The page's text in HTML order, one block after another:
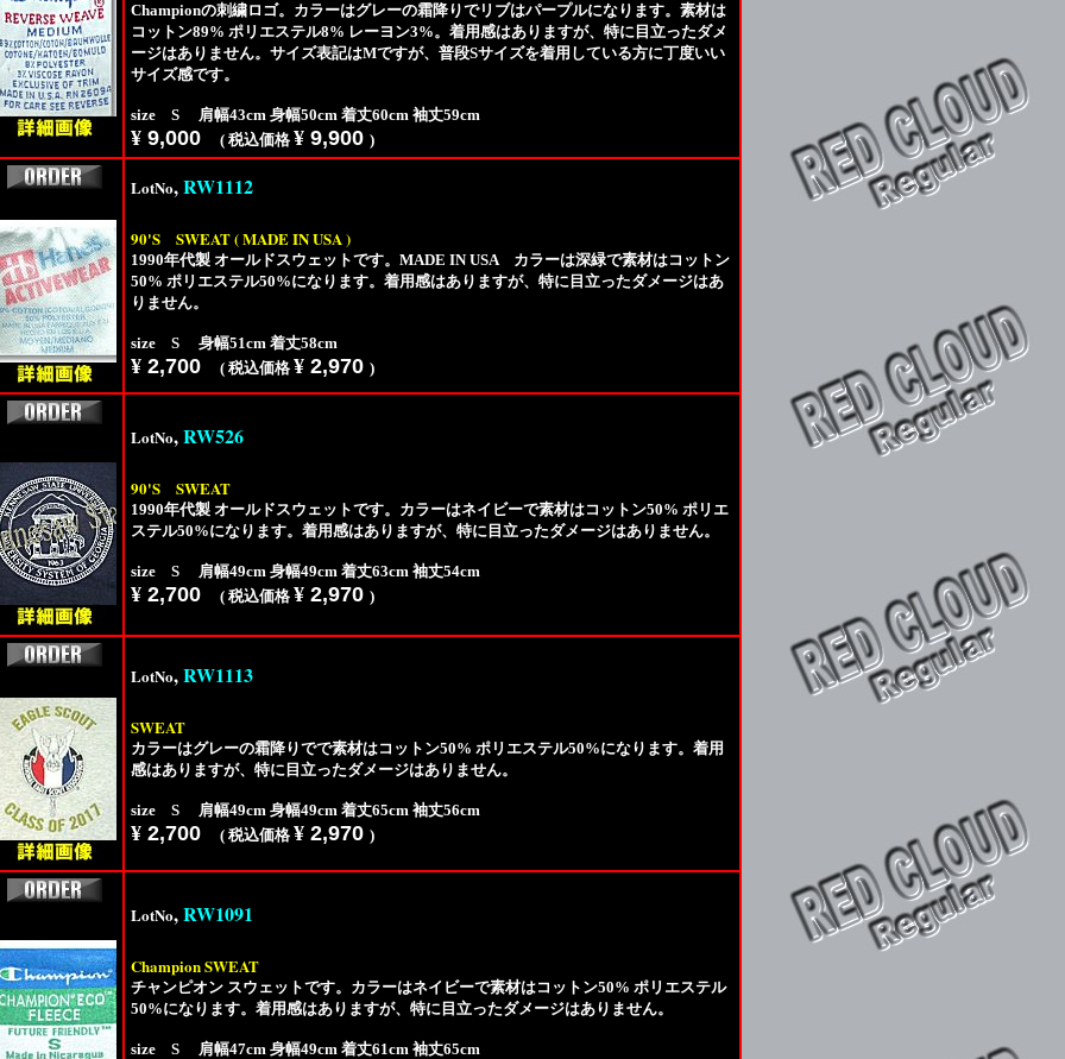
Championの刺繍ロゴ。カラーはグレーの霜降りでリブはパープルになります。素材は
コットン89% ポリエステル8% レーヨン3%。着用感はありますが、特に目立ったダメ
ージはありません。サイズ表記はMですが、普段Sサイズを着用している方に丁度いい
サイズ感です。
size S 肩幅43cm 身幅50cm 着丈60cm 袖丈59cm
¥ 9,000 ( 税込価格 ¥ 9,900 )
LotNo,RW1112
90'S SWEAT ( MADE IN USA )
1990年代製 オールドスウェットです。MADE IN USA カラーは深緑で素材はコットン
50% ポリエステル50%になります。着用感はありますが、特に目立ったダメージはあ
りません。
size S 身幅51cm 着丈58cm
¥ 2,700 ( 税込価格 ¥ 2,970 )
LotNo,RW526
90'S SWEAT
1990年代製 オールドスウェットです。カラーはネイビーで素材はコットン50% ポリエ
ステル50%になります。着用感はありますが、特に目立ったダメージはありません。
size S 肩幅49cm 身幅49cm 着丈63cm 袖丈54cm
¥ 2,700 ( 税込価格 ¥ 2,970 )
LotNo,RW1113
SWEAT
カラーはグレーの霜降りでで素材はコットン50% ポリエステル50%になります。着用
感はありますが、特に目立ったダメージはありません。
size S 肩幅49cm 身幅49cm 着丈65cm 袖丈56cm
¥ 2,700 ( 税込価格 ¥ 2,970 )
LotNo,RW1091
ChampionSWEAT
チャンピオン スウェットです。カラーはネイビーで素材はコットン50% ポリエステル
50%になります。着用感はありますが、特に目立ったダメージはありません。
size S 肩幅47cm 身幅49cm 着丈61cm 袖丈65cm